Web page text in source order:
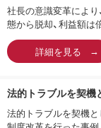
社長の意識変革によ
態から脱却、利益額は
詳細を見る
法的トラブルを契機
法的トラブルを契機